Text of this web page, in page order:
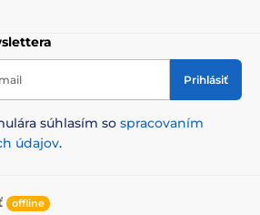
Prihlásiť
súhlasím so spracovaním
údajov.
offline